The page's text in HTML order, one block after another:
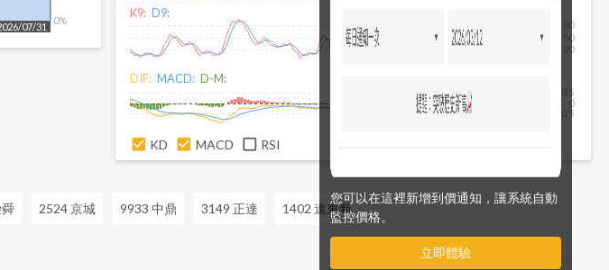
您可以在這裡新增到價通知，讓系統自動
監控價格。
立即體驗
0%
07/31
K9: D9:
20
50
80
DIF: MACD: D-M:
-0.5
0
0.5
KD MACD RSI
2524 京城 9933 中鼎 3149 正達 1402 遠東新